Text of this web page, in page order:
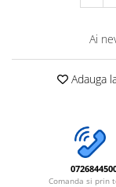
Ai
Adauga
Comanda si prin